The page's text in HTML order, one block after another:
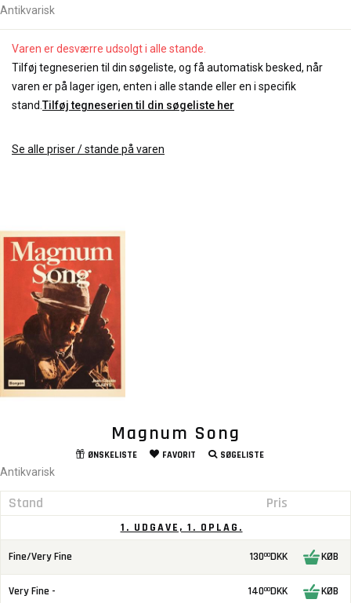
Antikvarisk
Varen er desværre udsolgt i alle stande.
Tilføj tegneserien til din søgeliste, og få automatisk besked, når
varen er på lager igen, enten i alle stande eller en i specifik
stand. Tilføj tegneserien til din søgeliste her
Se alle priser / stande på varen
Magnum Song
ØNSKELISTE FAVORIT SØGELISTE
Antikvarisk
Stand Pris
1. UDGAVE, 1. OPLAG.
Fine/Very Fine 13000DKK KØB
Very Fine - 14000DKK KØB